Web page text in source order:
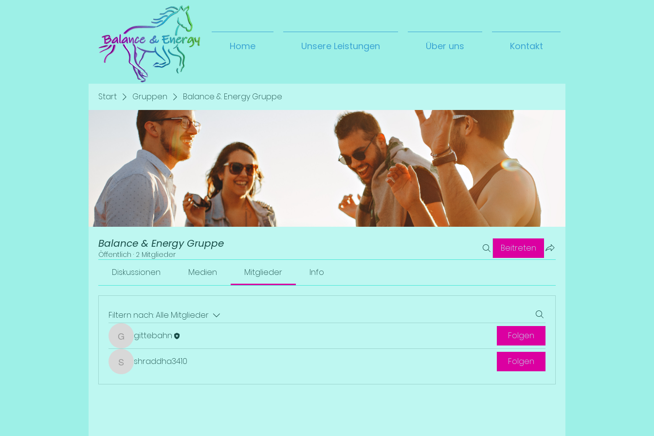
Home Unsere Leistungen Über uns Kontakt
Start Gruppen Balance & Energy Gruppe
Balance & Energy Gruppe
Öffentlich · 2 Mitglieder
Beitreten
Diskussionen Medien Mitglieder Info
Filtern nach:Alle Mitglieder
gittebahn
gittebahn Folgen
shraddha3410
shraddha3410 Folgen